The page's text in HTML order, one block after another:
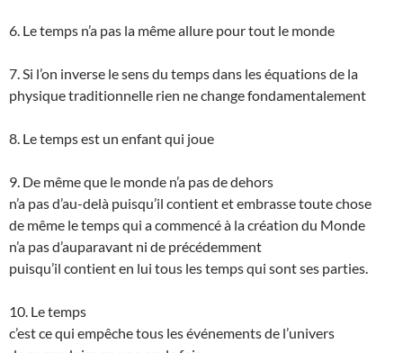
6. Le temps n’a pas la même allure pour tout le monde
7. Si l’on inverse le sens du temps dans les équations de la
physique traditionnelle rien ne change fondamentalement
8. Le temps est un enfant qui joue
9. De même que le monde n’a pas de dehors
n’a pas d’au-delà puisqu’il contient et embrasse toute chose
de même le temps qui a commencé à la création du Monde
n’a pas d’auparavant ni de précédemment
puisqu’il contient en lui tous les temps qui sont ses parties.
10. Le temps
c’est ce qui empêche tous les événements de l’univers